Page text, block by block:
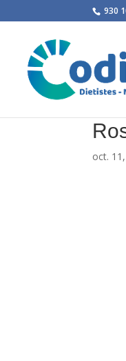
930
oct.